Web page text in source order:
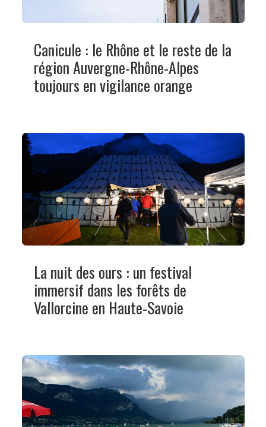
Canicule : le Rhône et le reste de la
région Auvergne-Rhône-Alpes
toujours en vigilance orange
La nuit des ours : un festival
immersif dans les forêts de
Vallorcine en Haute-Savoie